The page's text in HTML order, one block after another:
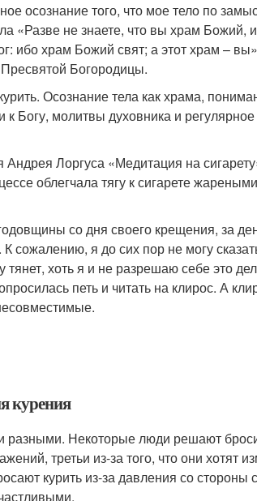
осознание того, что мое тело по
«Разве не знаете, что вы храм Божий,
ибо храм Божий свят; а этот храм –
Богородицы.
Осознание тела как храма,
Богу, молитвы духовника и регулярное
Лоргуса «Медитация на
облегчала тягу к сигарете
со дня своего крещения, за
я до сих пор не могу
тянет, хоть я и не разрешаю себе это
петь и читать на клирос. А
курения
Некоторые люди решают
третьи из-за того, что они хотят
курить из-за давления со стороны